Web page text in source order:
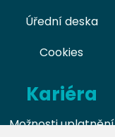
Úřední deska
Cookies
Kariéra
Možnosti uplatnění